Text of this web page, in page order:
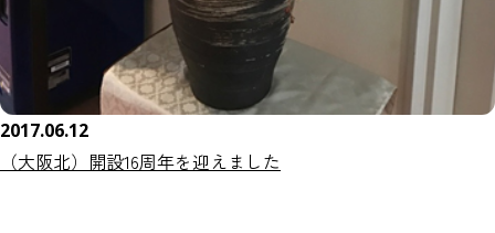
2017.06.12
（大阪北）開設16周年を迎えました